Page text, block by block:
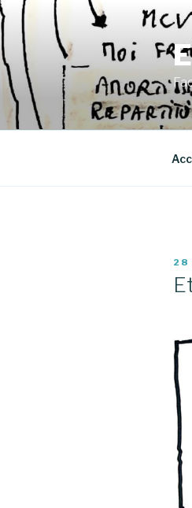
Aller
au
contenu
principal
LE
28